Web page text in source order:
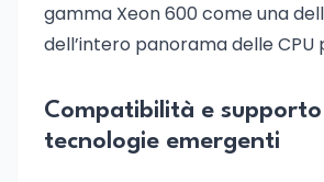
gamma Xeon 600 come una
dell’intero panorama delle CPU
Compatibilità e
tecnologie emergenti